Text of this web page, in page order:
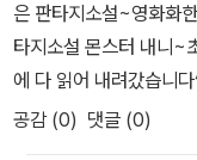
은 판타지소설~영화화
타지소설 몬스터 내니~
에 다 읽어 내려갔습니
공감 (0) 댓글 (0)